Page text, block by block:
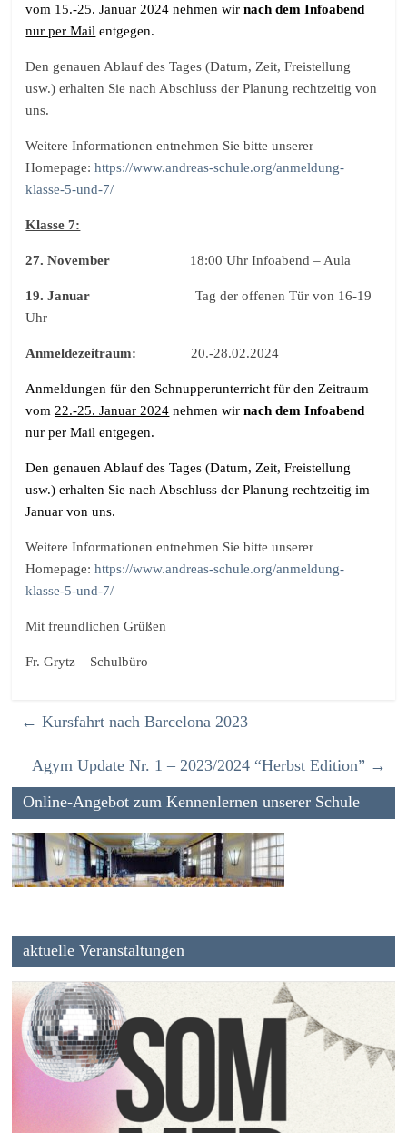
vom 15.-25. Januar 2024 nehmen wirnach dem Infoabend
nur per Mail entgegen.
Den genauen Ablauf des Tages (Datum, Zeit, Freistellung
usw.) erhalten Sie nach Abschluss der Planung rechtzeitig von
uns.
Weitere Informationen entnehmen Sie bitte unserer
Homepage: https://www.andreas-schule.org/anmeldung-
klasse-5-und-7/
Klasse 7:
27. November 18:00 Uhr Infoabend – Aula
19. Januar Tag der offenen Tür von 16-19
Uhr
Anmeldezeitraum: 20.-28.02.2024
Anmeldungen für den Schnupperunterricht für den Zeitraum
vom 22.-25. Januar 2024 nehmen wirnach dem Infoabend
nur per Mail entgegen.
Den genauen Ablauf des Tages (Datum, Zeit, Freistellung
usw.) erhalten Sie nach Abschluss der Planung rechtzeitig im
Januar von uns.
Weitere Informationen entnehmen Sie bitte unserer
Homepage:https://www.andreas-schule.org/anmeldung-
klasse-5-und-7/
Mit freundlichen Grüßen
Fr. Grytz – Schulbüro
← Kursfahrt nach Barcelona 2023
Agym Update Nr. 1 – 2023/2024 “Herbst Edition” →
Online-Angebot zum Kennenlernen unserer Schule
aktuelle Veranstaltungen